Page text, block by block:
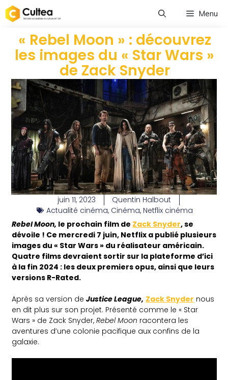
Menu
« Rebel Moon » : découvrez
les images du « Star Wars »
de Zack Snyder
juin 11, 2023
Quentin Halbout
Actualité cinéma, Cinéma, Netflix cinéma
Rebel Moon, le prochain film de Zack Snyder, se
dévoile ! Ce mercredi 7 juin, Netflix a publié plusieurs
images du « Star Wars » du réalisateur américain.
Quatre films devraient sortir sur la plateforme d’ici
à la fin 2024 : les deux premiers opus, ainsi que leurs
versions R-Rated.
Après sa version deJustice League, Zack Snyder nous
en dit plus sur son projet. Présenté comme le « Star
Wars » de Zack Snyder,Rebel Moon racontera les
aventures d’une colonie pacifique aux confins de la
galaxie.